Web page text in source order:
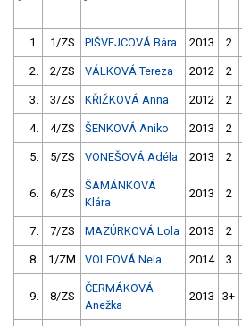
1. 1/ZS PIŠVEJCOVÁ Bára 2013 2
2. 2/ZS VÁLKOVÁ Tereza 2012 2
3. 3/ZS KŘIŽKOVÁ Anna 2012 2
4. 4/ZS ŠENKOVÁ Aniko 2013 2
5. 5/ZS VONEŠOVÁ Adéla 2013 2
6. 6/ZS
ŠAMÁNKOVÁ
Klára
2013 2
7. 7/ZS MAZÚRKOVÁ Lola 2013 2
8. 1/ZM VOLFOVÁ Nela 2014 3
9. 8/ZS
ČERMÁKOVÁ
Anežka
2013 3+